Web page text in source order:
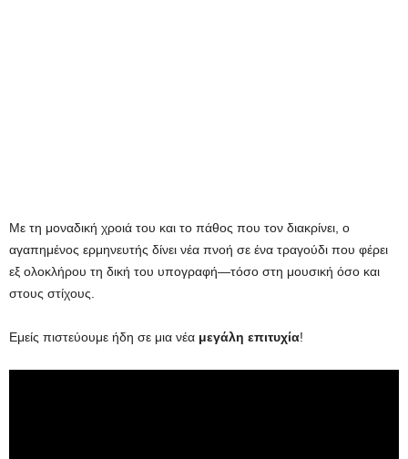
Με τη μοναδική χροιά του και το πάθος που τον διακρίνει, ο
αγαπημένος ερμηνευτής δίνει νέα πνοή σε ένα τραγούδι που φέρει
εξ ολοκλήρου τη δική του υπογραφή—τόσο στη μουσική όσο και
στους στίχους.
Εμείς πιστεύουμε ήδη σε μια νέα μεγάλη επιτυχία!